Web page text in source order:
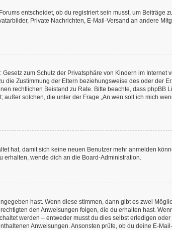
entscheidet, ob du registriert sein musst, um Beiträge
Private Nachrichten, E-Mail-Versand an andere
zum Schutz der Privatsphäre von Kindern im
Zustimmung der Eltern beziehungsweise des oder der
rechtlichen Beistand zu Rate. Bitte beachte, dass phpBB
solchen, die unter der Frage „An wen soll ich mich
hat, damit sich keine neuen Benutzer mehr anmelden
erhalten, wende dich an die Board-Administration.
hast. Wenn diese stimmen, dann gibt es zwei
den Anweisungen folgen, die du erhalten hast.
werden – entweder musst du dies selbst erledigen
Anweisungen. Ansonsten prüfe, ob du deine E-